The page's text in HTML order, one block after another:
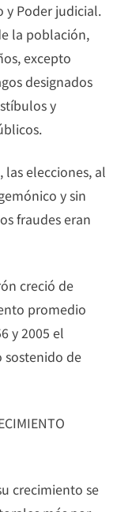
y Poder judicial.
la población,
excepto
designados
y
elecciones, al
y sin
fraudes eran
creció de
promedio
y 2005 el
sostenido de
crecimiento se